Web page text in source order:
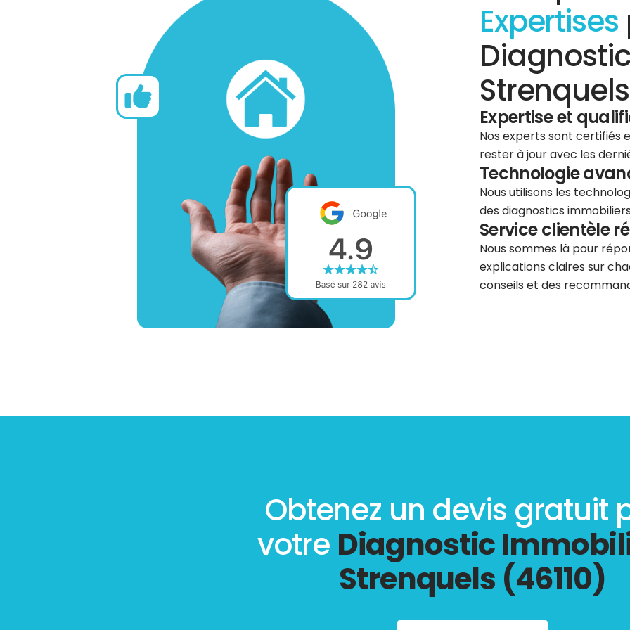
Expertises
Expertise et
Nos experts sont certifiés
rester à jour avec les
Technologie
Nous utilisons les
des diagnostics
Service clientèle
Nous sommes là pour
explications claires sur
conseils et des
Obtenez un devis gratuit
votre Diagnostic
Strenquels (46110)